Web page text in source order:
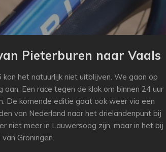
Pieterburen naar Vaals
het natuurlijk niet uitblijven. We gaan op
Een race tegen de klok om binnen 24 uur
De komende editie gaat ook weer via een
van Nederland naar het drielandenpunt bij
niet meer in Lauwersoog zijn, maar in het bij
Groningen.